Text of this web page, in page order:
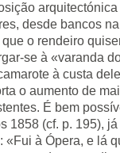
desde bancos
o rendeiro
se à «varanda
à custa
o aumento de
É bem
1858 (cf. p. 195),
«Fui à Ópera, e lá